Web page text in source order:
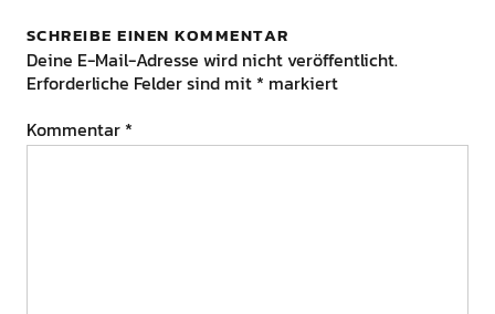
SCHREIBE EINEN KOMMENTAR
Deine E-Mail-Adresse wird nicht veröffentlicht.
Erforderliche Felder sind mit * markiert
Kommentar *